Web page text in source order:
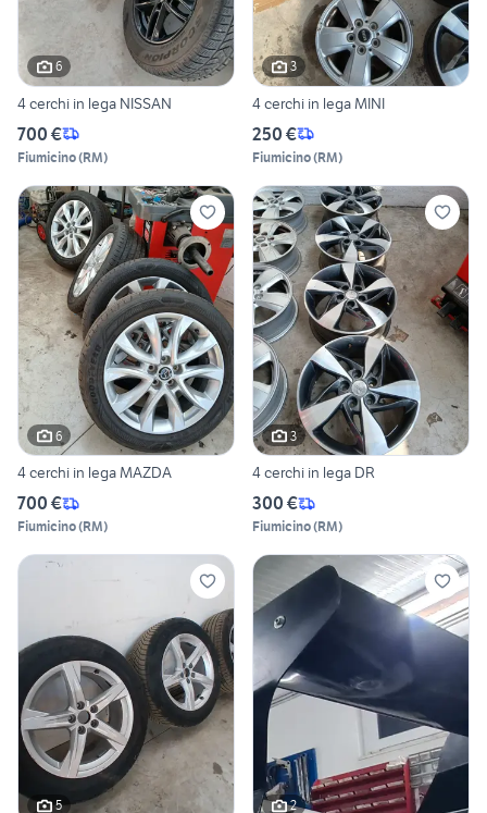
6
4 cerchi in lega NISSAN
700 €
Fiumicino(RM)
3
4 cerchi in lega MINI
250 €
Fiumicino(RM)
6
4 cerchi in lega MAZDA
700 €
Fiumicino(RM)
3
4 cerchi in lega DR
300 €
Fiumicino(RM)
5 2